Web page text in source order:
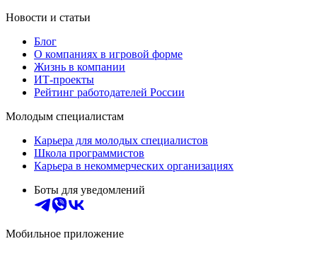
Новости и статьи
Блог
О компаниях в игровой форме
Жизнь в компании
ИТ-проекты
Рейтинг работодателей России
Молодым специалистам
Карьера для молодых специалистов
Школа программистов
Карьера в некоммерческих организациях
Боты для уведомлений
Мобильное приложение